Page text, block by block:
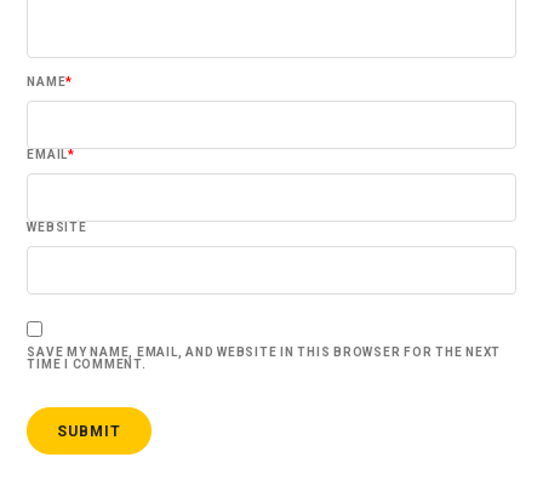
NAME*
EMAIL*
WEBSITE
SAVE MY NAME, EMAIL, AND WEBSITE IN THIS BROWSER FOR THE NEXT
TIME I COMMENT.